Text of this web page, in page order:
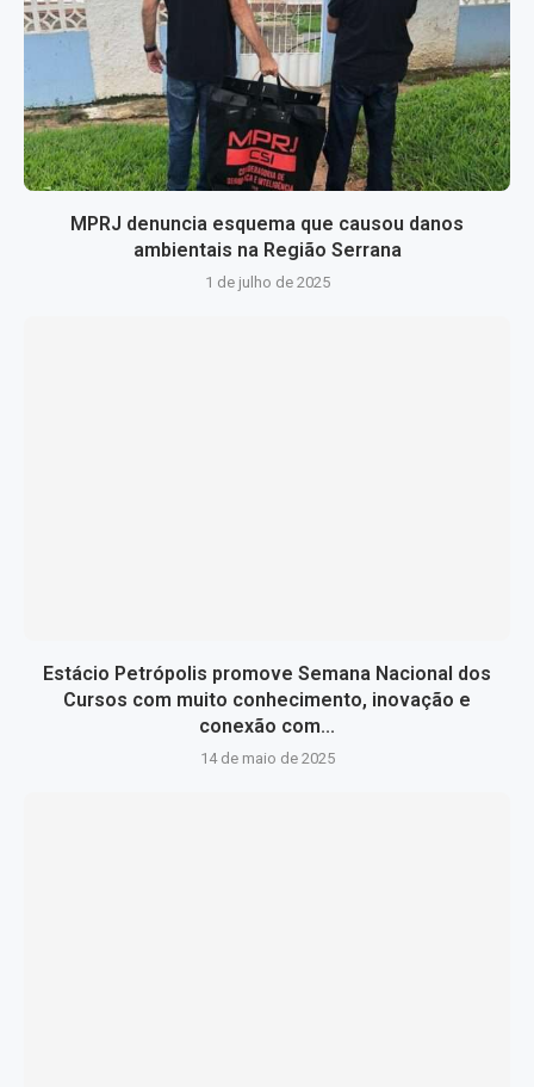
MPRJ denuncia esquema que causou danos
ambientais na Região Serrana
1 de julho de 2025
Estácio Petrópolis promove Semana Nacional dos
Cursos com muito conhecimento, inovação e
conexão com...
14 de maio de 2025